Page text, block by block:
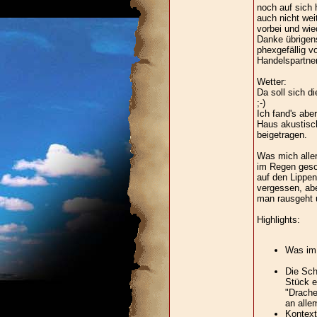
noch auf sich
auch nicht
vorbei und
Danke
phexgefällig
Wetter:
Da soll sich
;-)
Ich fand's
Haus
beigetragen.
Was mich
im Regen
auf den
vergessen,
man rausgeht
Highlights:
Was
Die
Stück
an